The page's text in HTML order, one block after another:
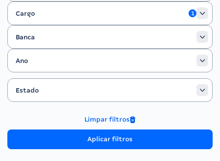
Cargo
Cargo
1
Banca
Banca
Ano
Ano
Filtrar por Estado
Estado
Estado
Limpar filtros
Aplicar filtros